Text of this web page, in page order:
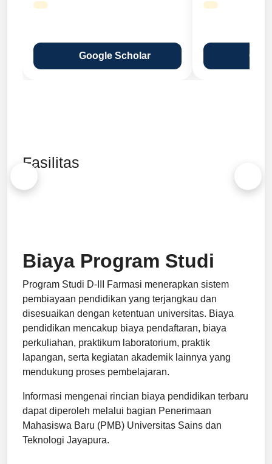
Google Scholar
Fasilitas
Biaya Program Studi
Program Studi D-III Farmasi menerapkan sistem
pembiayaan pendidikan yang terjangkau dan
disesuaikan dengan ketentuan universitas. Biaya
pendidikan mencakup biaya pendaftaran, biaya
perkuliahan, praktikum laboratorium, praktik
lapangan, serta kegiatan akademik lainnya yang
mendukung proses pembelajaran.
Informasi mengenai rincian biaya pendidikan terbaru
dapat diperoleh melalui bagian Penerimaan
Mahasiswa Baru (PMB) Universitas Sains dan
Teknologi Jayapura.